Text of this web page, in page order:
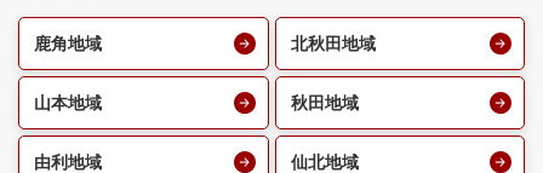
鹿角地域 北秋田地域
山本地域 秋田地域
由利地域 仙北地域